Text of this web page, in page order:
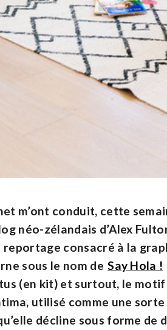
m’ont conduit, cette
néo-zélandais d’Alex
reportage consacré à la
sous le nom de Say Hola !
(en kit) et surtout, le
utilisé comme une
décline sous forme de